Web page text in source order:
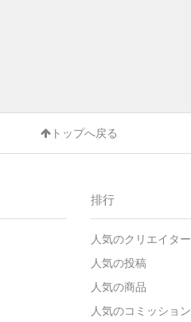
トップへ戻る
排行
人気のクリエイター
人気の投稿
人気の商品
人気のコミッション